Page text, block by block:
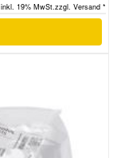
inkl. 19% MwSt.zzgl. Versand *